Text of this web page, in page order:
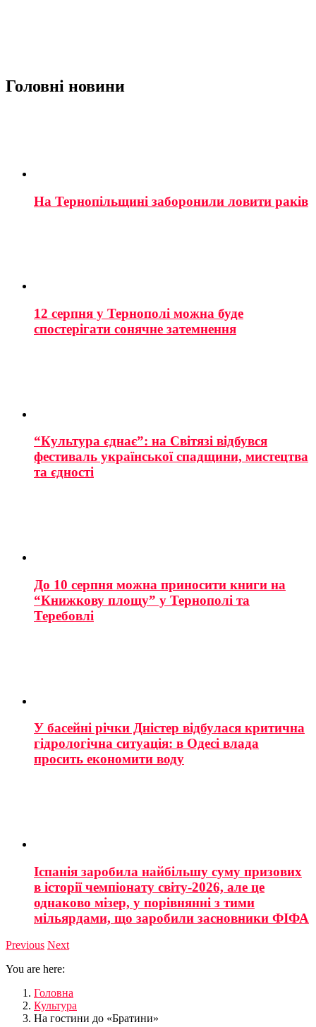
Головні новини
На Тернопільщині заборонили ловити раків
12 серпня у Тернополі можна буде
спостерігати сонячне затемнення
“Культура єднає”: на Світязі відбувся
фестиваль української спадщини, мистецтва
та єдності
До 10 серпня можна приносити книги на
“Книжкову площу” у Тернополі та
Теребовлі
У басейні річки Дністер відбулася критична
гідрологічна ситуація: в Одесі влада
просить економити воду
Іспанія заробила найбільшу суму призових
в історії чемпіонату світу-2026, але це
однаково мізер, у порівнянні з тими
мільярдами, що заробили засновники ФІФА
Previous Next
You are here:
Головна
Культура
На гостини до «Братини»